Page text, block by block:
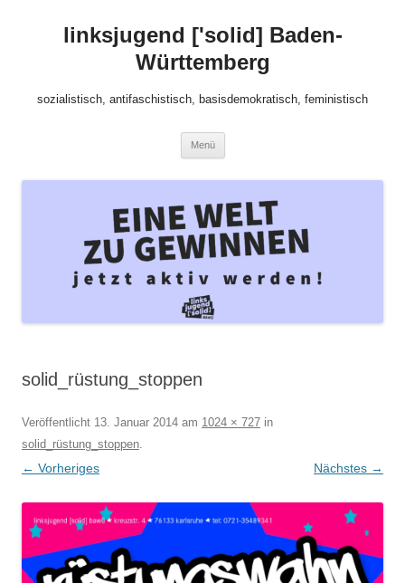
springenlinksjugend ['solid] Baden-
Württemberg
sozialistisch, antifaschistisch, basisdemokratisch, feministisch
Menü
solid_rüstung_stoppen
Veröffentlicht 13. Januar 2014 am 1024 × 727 in
solid_rüstung_stoppen
← Vorheriges Nächstes →